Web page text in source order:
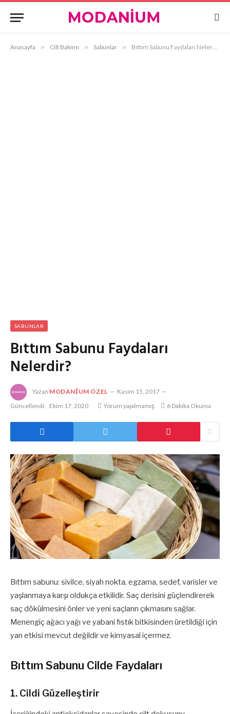
Anasayfa » Cilt Bakımı » Sabunlar » Bıttım Sabunu Faydaları Nelerdir?
SABUNLAR
Bıttım Sabunu Faydaları
Nelerdir?
Yazan MODANIUM ÖZEL
Kasım 15, 2017
Güncellendi: Ekim 17, 2020 Yorum yapılmamış 6 Dakika Okuma
Bıttım sabunu: sivilce, siyah nokta, egzama, sedef, varisler ve
yaşlanmaya karşı oldukça etkilidir. Saç derisini güçlendirerek
saç dökülmesini önler ve yeni saçların çıkmasını sağlar.
Menengiç ağacı yağı ve yabani fıstık bitkisinden üretildiği için
yan etkisi mevcut değildir ve kimyasal içermez.
Bıttım Sabunu Cilde Faydaları
1. Cildi Güzelleştirir